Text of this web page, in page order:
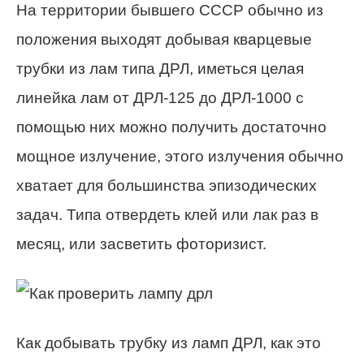
На территории бывшего СССР обычно из
положения выходят добывая кварцевые
трубки из лам типа ДРЛ, иметься целая
линейка лам от ДРЛ-125 до ДРЛ-1000 с
помощью них можно получить достаточно
мощное излучение, этого излучения обычно
хватает для большинства эпизодических
задач. Типа отвердеть клей или лак раз в
месяц, или засветить фоторизист.
Как добывать трубку из ламп ДРЛ, как это